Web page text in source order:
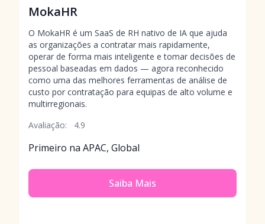
MokaHR
O MokaHR é um SaaS de RH nativo de IA que ajuda
as organizações a contratar mais rapidamente,
operar de forma mais inteligente e tomar decisões de
pessoal baseadas em dados — agora reconhecido
como uma das melhores ferramentas de análise de
custo por contratação para equipas de alto volume e
multirregionais.
Avaliação:
4.9
Primeiro na APAC, Global
Saiba Mais